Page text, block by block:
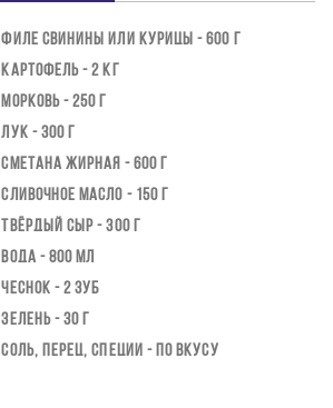
ФИЛЕ СВИНИНЫ ИЛИ КУРИЦЫ - 600 Г
КАРТОФЕЛЬ - 2 КГ
МОРКОВЬ - 250 Г
ЛУК - 300 Г
СМЕТАНА ЖИРНАЯ - 600 Г
СЛИВОЧНОЕ МАСЛО - 150 Г
ТВЁРДЫЙ СЫР - 300 Г
ВОДА - 800 МЛ
ЧЕСНОК - 2 ЗУБ
ЗЕЛЕНЬ - 30 Г
СОЛЬ, ПЕРЕЦ, СПЕЦИИ - ПО ВКУСУ